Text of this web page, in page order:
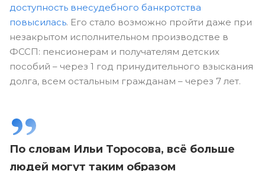
доступность внесудебного банкротства
повысилась. Его стало возможно пройти даже при
незакрытом исполнительном производстве в
ФССП: пенсионерам и получателям детских
пособий – через 1 год принудительного взыскания
долга, всем остальным гражданам – через 7 лет.
По словам Ильи Торосова, всё больше
людей могут таким образом